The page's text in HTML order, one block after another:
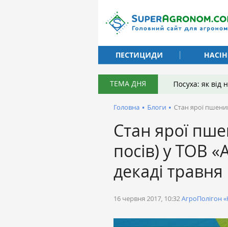
ПЕСТИЦИДИ
ТЕМА ДНЯ Посуха: як
Головна • Блоги • Стан ярої
Стан ярої
посів) у ТОВ
декаді травня
16 червня 2017, 10:32АгроПолігон